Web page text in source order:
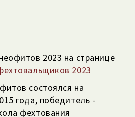
2023 на странице
2023
состоялся на
года, победитель -
фехтования